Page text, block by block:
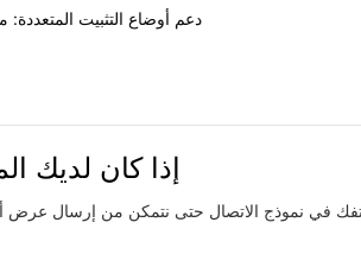
• دعم أوضاع التثبيت
إذا كان لديك